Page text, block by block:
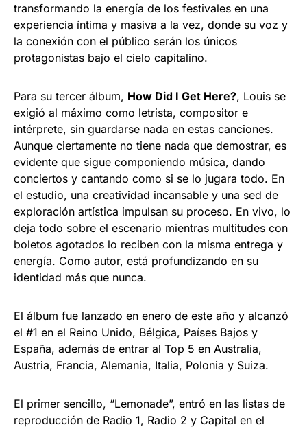
transformando la energía de los festivales en una
experiencia íntima y masiva a la vez, donde su voz y
la conexión con el público serán los únicos
protagonistas bajo el cielo capitalino.
Para su tercer álbum, How Did I Get Here?, Louis se
exigió al máximo como letrista, compositor e
intérprete, sin guardarse nada en estas canciones.
Aunque ciertamente no tiene nada que demostrar, es
evidente que sigue componiendo música, dando
conciertos y cantando como si se lo jugara todo. En
el estudio, una creatividad incansable y una sed de
exploración artística impulsan su proceso. En vivo, lo
deja todo sobre el escenario mientras multitudes con
boletos agotados lo reciben con la misma entrega y
energía. Como autor, está profundizando en su
identidad más que nunca.
El álbum fue lanzado en enero de este año y alcanzó
el #1 en el Reino Unido, Bélgica, Países Bajos y
España, además de entrar al Top 5 en Australia,
Austria, Francia, Alemania, Italia, Polonia y Suiza.
El primer sencillo, “Lemonade”, entró en las listas de
reproducción de Radio 1, Radio 2 y Capital en el